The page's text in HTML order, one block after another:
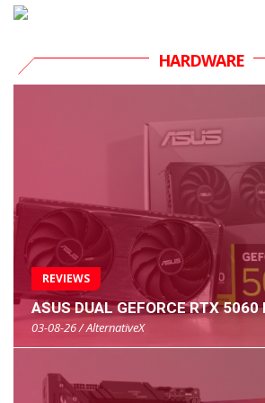
HARDWARE
REVIEWS
ASUS DUAL GEFORCE RTX 5060
03-08-26 / AlternativeX